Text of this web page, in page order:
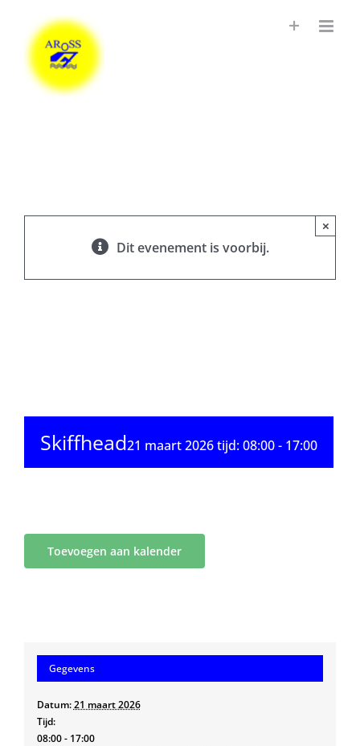
Dit evenement is voorbij.
×
Skiffhead21 maart 2026 tijd: 08:00- 17:00
Toevoegen aan kalender
Gegevens
Datum: 21 maart 2026
Tijd:
08:00 - 17:00